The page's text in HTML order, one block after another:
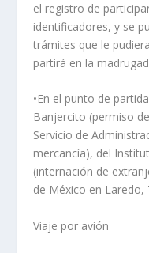
el registro de
identificadores, y se
trámites que le
partirá en la
•En el punto de
Banjercito (permiso
Servicio de
mercancía), del
(internación de
de México en Laredo,
Viaje por avión